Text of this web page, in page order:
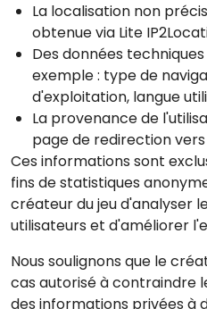
La localisation non
obtenue via Lite
Des données
exemple : type de
d'exploitation, langue
La provenance de
page de redirection vers
Ces informations sont
fins de statistiques
créateur du jeu d'analyser
utilisateurs et d'améliorer
Nous soulignons que le
cas autorisé à contraindre
des informations privées à